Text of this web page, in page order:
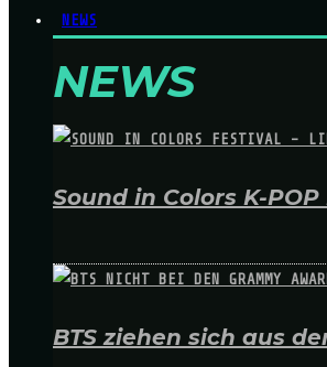
NEWS
NEWS
Sound in Colors K-
BTS ziehen sich aus